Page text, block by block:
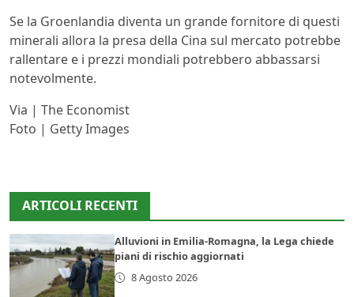
Se la Groenlandia diventa un grande fornitore di questi
minerali allora la presa della Cina sul mercato potrebbe
rallentare e i prezzi mondiali potrebbero abbassarsi
notevolmente.
Via | The Economist
Foto | Getty Images
ARTICOLI RECENTI
Alluvioni in Emilia-Romagna, la Lega chiede
piani di rischio aggiornati
8 Agosto 2026